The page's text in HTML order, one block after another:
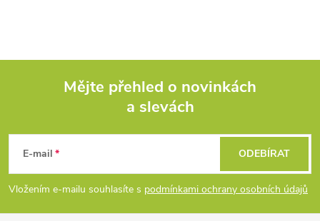
p
Mějte přehled o novinkách
a slevách
E-mail
Vložením e-mailu souhlasíte s podmínkami ochrany osobních údajů
ODEBÍRAT